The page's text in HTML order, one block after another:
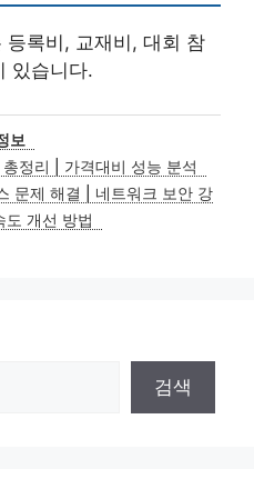
록비, 교재비, 대회 참
있습니다.
보
정리 | 가격대비 성능 분석
문제 해결 | 네트워크 보안 강
도 개선 방법
검색